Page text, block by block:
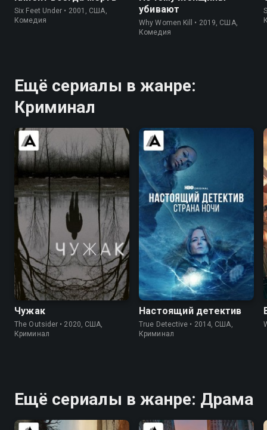
Six Feet Under • 2001, США,
Комедия
убивают
Why Women Kill • 2019, США,
Комедия
Ещё сериалы в жанре:
Криминал
7.2 7.6
Чужак
The Outsider • 2020, США,
Криминал
8.7 9.0
Настоящий детектив
True Detective • 2014, США,
Криминал
Ещё сериалы в жанре: Драма